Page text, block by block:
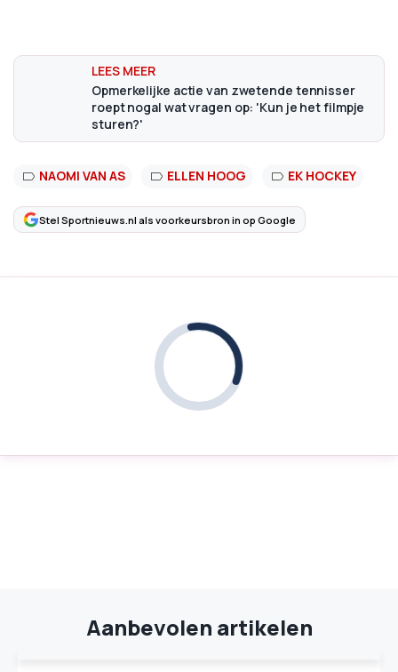
Opmerkelijke actie van zwetende tennisser
roept nogal wat vragen op: 'Kun je het filmpje
sturen?'
NAOMI VAN AS ELLEN HOOG EK HOCKEY
Stel Sportnieuws.nl als voorkeursbron in op Google
Aanbevolen artikelen